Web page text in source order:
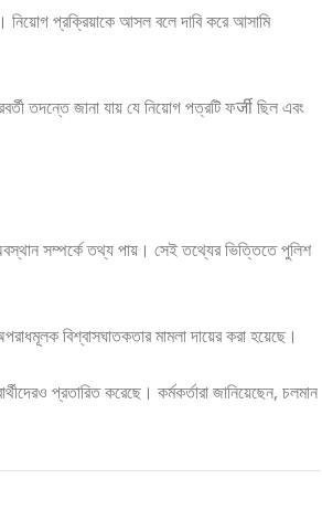
নিয়োগ প্রক্রিয়াকে আসল বলে দাবি করে আসামি
তদন্তে জানা যায় যে নিয়োগ পত্রটি ফर्जी ছিল এবং
সম্পর্কে তথ্য পায়। সেই তথ্যের ভিত্তিতে পুলিশ
বিশ্বাসঘাতকতার মামলা দায়ের করা হয়েছে।
প্রতারিত করেছে। কর্মকর্তারা জানিয়েছেন, চলমান